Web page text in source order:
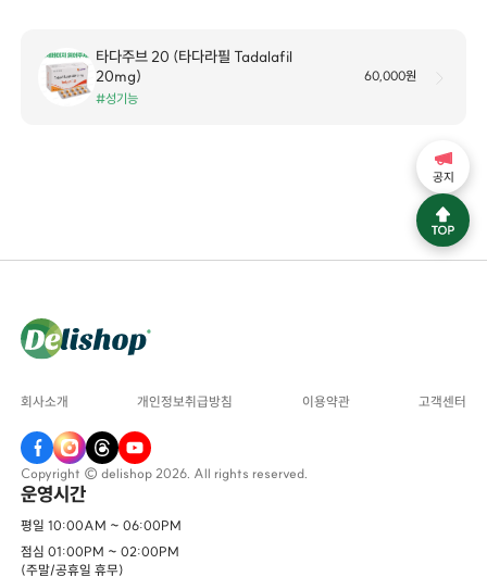
타다주브 20 (타다라필 Tadalafil
20mg)
#성기능
60,000원
회사소개 개인정보취급방침 이용약관 고객센터
Copyright © delishop 2026. All rights reserved.
운영시간
평일 10:00AM ~ 06:00PM
점심 01:00PM ~ 02:00PM
(주말/공휴일 휴무)
공지